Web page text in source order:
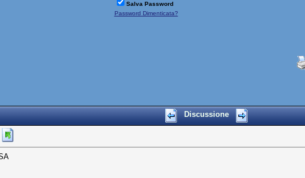
Salva Password
Password Dimenticata?
Discussione